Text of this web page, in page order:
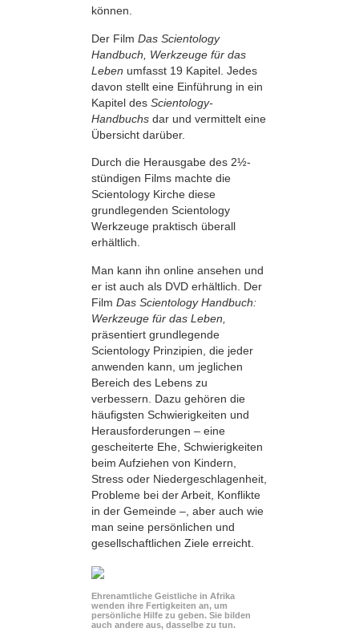
können.
Der Film Das Scientology
Handbuch, Werkzeuge für das
Leben umfasst 19 Kapitel. Jedes
davon stellt eine Einführung in ein
Kapitel des Scientology-
Handbuchs dar und vermittelt eine
Übersicht darüber.
Durch die Herausgabe des 2½-
stündigen Films machte die
Scientology Kirche diese
grundlegenden Scientology
Werkzeuge praktisch überall
erhältlich.
Man kann ihn online ansehen und
er ist auch als DVD erhältlich. Der
Film Das Scientology Handbuch:
Werkzeuge für das Leben,
präsentiert grundlegende
Scientology Prinzipien, die jeder
anwenden kann, um jeglichen
Bereich des Lebens zu
verbessern. Dazu gehören die
häufigsten Schwierigkeiten und
Herausforderungen – eine
gescheiterte Ehe, Schwierigkeiten
beim Aufziehen von Kindern,
Stress oder Niedergeschlagenheit,
Probleme bei der Arbeit, Konflikte
in der Gemeinde –, aber auch wie
man seine persönlichen und
gesellschaftlichen Ziele erreicht.
Ehrenamtliche Geistliche in Afrika
wenden ihre Fertigkeiten an, um
persönliche Hilfe zu geben. Sie bilden
auch andere aus, dasselbe zu tun.